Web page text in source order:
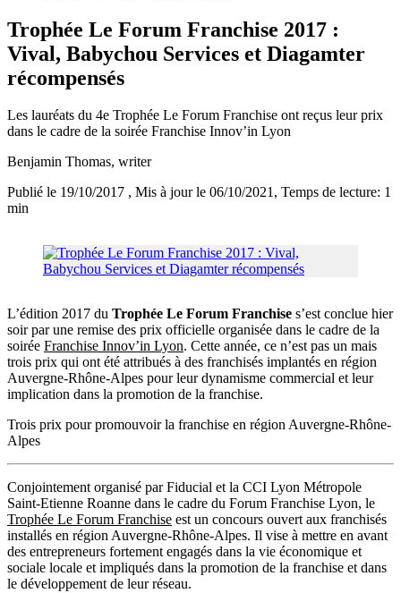
Trophée Le Forum Franchise 2017 :
Vival, Babychou Services et Diagamter
récompensés
Les lauréats du 4e Trophée Le Forum Franchise ont reçus leur prix
dans le cadre de la soirée Franchise Innov’in Lyon
Benjamin Thomas, writer
Publié le 19/10/2017 , Mis à jour le 06/10/2021, Temps de lecture: 1
min
L’édition 2017 du Trophée Le Forum Franchise s’est conclue hier
soir par une remise des prix officielle organisée dans le cadre de la
soirée Franchise Innov’in Lyon. Cette année, ce n’est pas un mais
trois prix qui ont été attribués à des franchisés implantés en région
Auvergne-Rhône-Alpes pour leur dynamisme commercial et leur
implication dans la promotion de la franchise.
Trois prix pour promouvoir la franchise en région Auvergne-Rhône-
Alpes
Conjointement organisé par Fiducial et la CCI Lyon Métropole
Saint-Etienne Roanne dans le cadre du Forum Franchise Lyon, le
Trophée Le Forum Franchise est un concours ouvert aux franchisés
installés en région Auvergne-Rhône-Alpes. Il vise à mettre en avant
des entrepreneurs fortement engagés dans la vie économique et
sociale locale et impliqués dans la promotion de la franchise et dans
le développement de leur réseau.